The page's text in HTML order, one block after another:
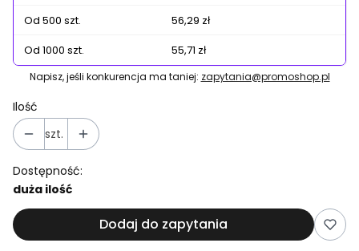
Od 500 szt.
56,29 zł
Od 1000 szt.
55,71 zł
Napisz, jeśli konkurencja ma taniej: zapytania@promoshop.pl
Ilość
szt.
Dostępność:
duża ilość
Dodaj do zapytania